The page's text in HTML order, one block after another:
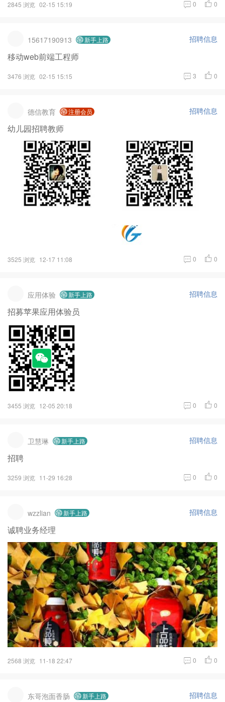
2845 浏览 02-15 15:19 0 0
15617190913 新手上路 招聘信息
移动web前端工程师
3476 浏览 02-15 15:15 3 0
德信教育 注册会员 招聘信息
幼儿园招聘教师
3525 浏览 12-17 11:08 0 0
应用体验 新手上路 招聘信息
招募苹果应用体验员
3455 浏览 12-05 20:18 0 0
卫慧琳 新手上路 招聘信息
招聘
3259 浏览 11-29 16:28 0 0
wzzlian 新手上路 招聘信息
诚聘业务经理
2568 浏览 11-18 22:47 0 0
东哥泡面香肠 新手上路 招聘信息